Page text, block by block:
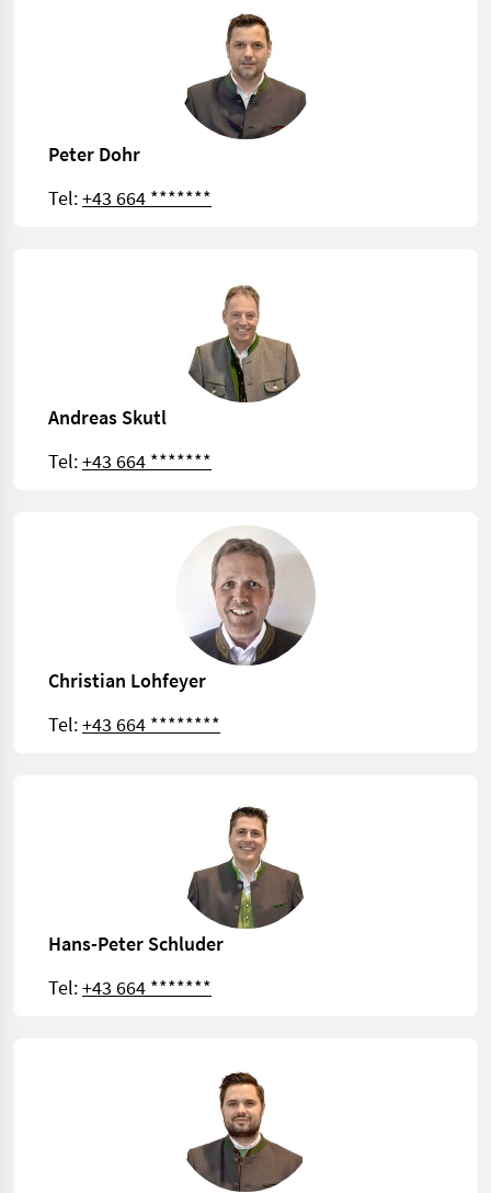
Peter Dohr
Tel:+43 664 *******
Andreas Skutl
Tel:+43 664 *******
Christian Lohfeyer
Tel:+43 664 ********
Hans-Peter Schluder
Tel:+43 664 *******